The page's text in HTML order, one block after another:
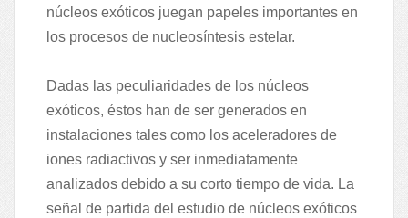
núcleos exóticos juegan papeles importantes en
los procesos de nucleosíntesis estelar.
Dadas las peculiaridades de los núcleos
exóticos, éstos han de ser generados en
instalaciones tales como los aceleradores de
iones radiactivos y ser inmediatamente
analizados debido a su corto tiempo de vida. La
señal de partida del estudio de núcleos exóticos